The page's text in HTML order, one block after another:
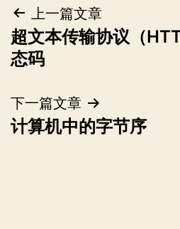
文
章
航
上一篇文章
超文本传输协议（
态码
下一篇文章
计算机中的字节序